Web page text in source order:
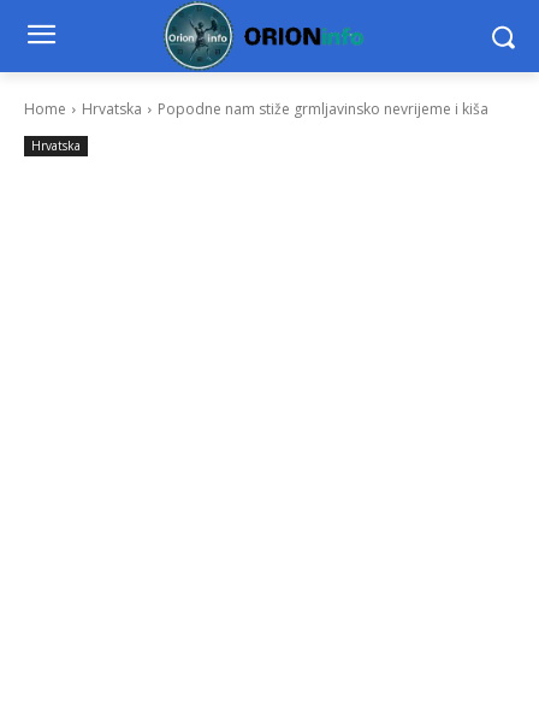
Home Hrvatska Popodne nam stiže grmljavinsko nevrijeme i kiša
Hrvatska